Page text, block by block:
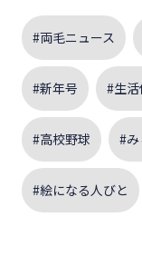
#両毛ニュース
#新年号 #生
#高校野球 #
#絵になる人びと